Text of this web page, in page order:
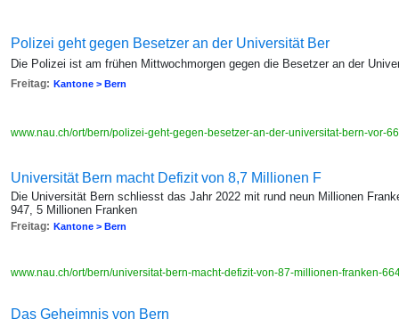
Polizei geht gegen Besetzer an der Universität Ber
Die Polizei ist am frühen Mittwochmorgen gegen die Besetzer an der
Freitag: Kantone > Bern
www.nau.ch/ort/bern/polizei-geht-gegen-besetzer-an-der-universitat-bern-vor-
Universität Bern macht Defizit von 8,7 Millionen F
Die Universität Bern schliesst das Jahr 2022 mit rund neun Millionen
947, 5 Millionen Franken
Freitag: Kantone > Bern
www.nau.ch/ort/bern/universitat-bern-macht-defizit-von-87-millionen-franken-
Das Geheimnis von Bern